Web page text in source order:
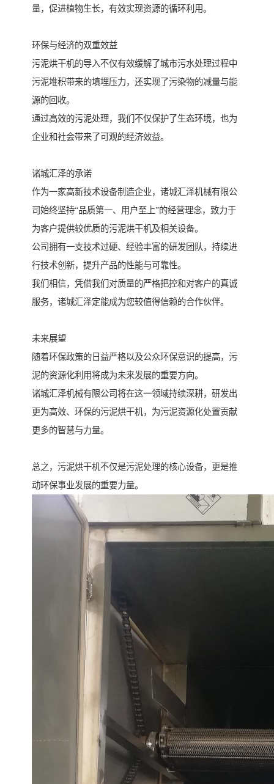
量，促进植物生长，有效实现资源的循环利用。
环保与经济的双重效益
污泥烘干机的导入不仅有效缓解了城市污水处理过程中
污泥堆积带来的填埋压力，还实现了污染物的减量与能
源的回收。
通过高效的污泥处理，我们不仅保护了生态环境，也为
企业和社会带来了可观的经济效益。
诸城汇泽的承诺
作为一家高新技术设备制造企业，诸城汇泽机械有限公
司始终坚持“品质第一、用户至上”的经营理念，致力于
为客户提供较优质的污泥烘干机及相关设备。
公司拥有一支技术过硬、经验丰富的研发团队，持续进
行技术创新，提升产品的性能与可靠性。
我们相信，凭借我们对质量的严格把控和对客户的真诚
服务，诸城汇泽定能成为您较值得信赖的合作伙伴。
未来展望
随着环保政策的日益严格以及公众环保意识的提高，污
泥的资源化利用将成为未来发展的重要方向。
诸城汇泽机械有限公司将在这一领域持续深耕，研发出
更为高效、环保的污泥烘干机，为污泥资源化处置贡献
更多的智慧与力量。
总之，污泥烘干机不仅是污泥处理的核心设备，更是推
动环保事业发展的重要力量。